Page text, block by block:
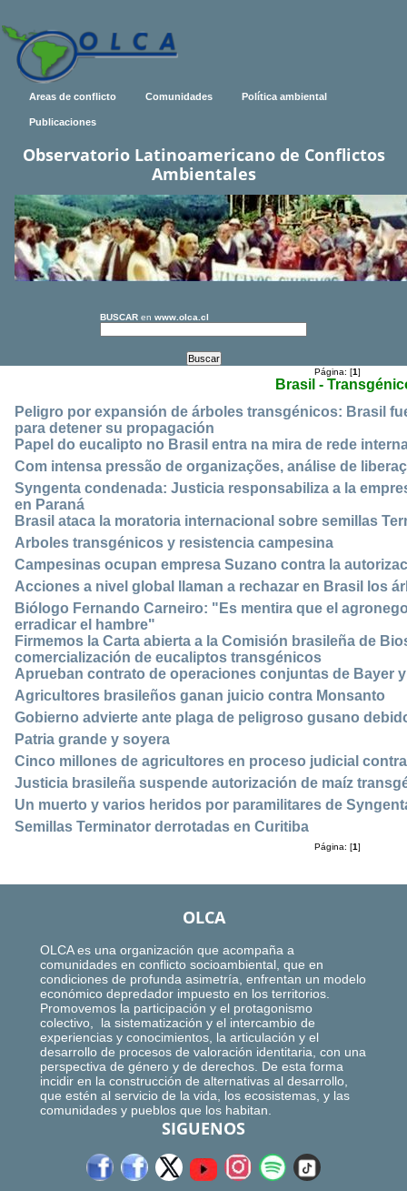
Areas de conflicto Comunidades Política ambiental
Publicaciones
Observatorio Latinoamericano de Conflictos
Ambientales
BUSCAR en www.olca.cl
Página: [1]
Brasil -
Peligro por expansión de árboles transgénicos: Brasil
para detener su propagación
Papel do eucalipto no Brasil entra na mira de rede
Com intensa pressão de organizações, análise de
Syngenta condenada: Justicia responsabiliza a la
en Paraná
Brasil ataca la moratoria internacional sobre semillas
Arboles transgénicos y resistencia campesina
Campesinas ocupan empresa Suzano contra la
Acciones a nivel global llaman a rechazar en Brasil los
Biólogo Fernando Carneiro: "Es mentira que el
erradicar el hambre"
Firmemos la Carta abierta a la Comisión brasileña de
comercialización de eucaliptos transgénicos
Aprueban contrato de operaciones conjuntas de Bayer
Agricultores brasileños ganan juicio contra Monsanto
Gobierno advierte ante plaga de peligroso gusano
Patria grande y soyera
Cinco millones de agricultores en proceso judicial
Justicia brasileña suspende autorización de maíz
Un muerto y varios heridos por paramilitares de
Semillas Terminator derrotadas en Curitiba
Página: [1]
OLCA
OLCA es una organización que acompaña a
comunidades en conflicto socioambiental, que en
condiciones de profunda asimetría, enfrentan un modelo
económico depredador impuesto en los territorios.
Promovemos la participación y el protagonismo
colectivo, la sistematización y el intercambio de
experiencias y conocimientos, la articulación y el
desarrollo de procesos de valoración identitaria, con una
perspectiva de género y de derechos. De esta forma
incidir en la construcción de alternativas al desarrollo,
que estén al servicio de la vida, los ecosistemas, y las
comunidades y pueblos que los habitan.
SIGUENOS